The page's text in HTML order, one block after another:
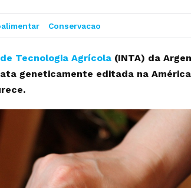
Conservacao
Tecnologia Agrícola (INTA) da
geneticamente editada na